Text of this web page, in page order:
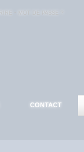
CONTACT